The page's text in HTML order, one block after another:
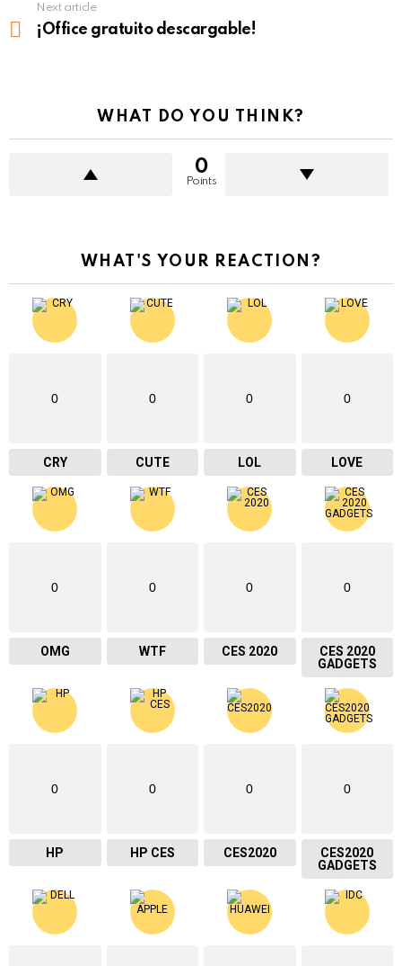
Next article
¡Office gratuito descargable!
WHAT DO YOU THINK?
0
Points
WHAT'S YOUR REACTION?
0
CRY
0
CUTE
0
LOL
0
LOVE
0
OMG
0
WTF
0
CES 2020
0
CES 2020
GADGETS
0
HP
0
HP CES
0
CES2020
0
CES2020
GADGETS